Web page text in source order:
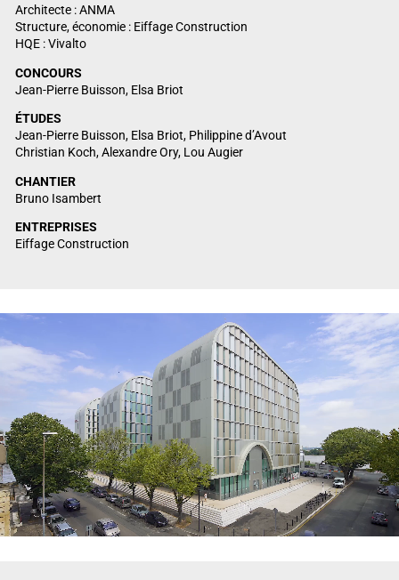
Architecte : ANMA
Structure, économie : Eiffage Construction
HQE : Vivalto
CONCOURS
Jean-Pierre Buisson, Elsa Briot
ÉTUDES
Jean-Pierre Buisson, Elsa Briot, Philippine d’Avout
Christian Koch, Alexandre Ory, Lou Augier
CHANTIER
Bruno Isambert
ENTREPRISES
Eiffage Construction
Lecteur vidéo